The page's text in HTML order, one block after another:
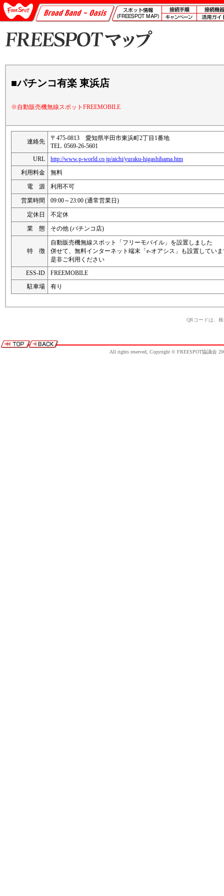
■パチンコ有楽 東浜店
※自動販売機無線スポットFREEMOBILE
連絡先
〒475-0813 愛知県半田市東浜町2丁目1番地
TEL. 0569-26-5601
URL
http://www.p-world.co.jp/aichi/yuraku-higashihama.htm
利用料金
無料
電 源
利用不可
営業時間
09:00～23:00 (通常営業日)
定休日
不定休
業 態
その他 (パチンコ店)
特 徴
自動販売機無線スポット「フリーモバイル」を設置しました
併せて、無料インターネット端末「e-オアシス」も設置してい
是非ご利用ください
ESS-ID
FREEMOBILE
駐車場
有り
QRコードは、
All rights reserved, Copyright © FREESPOT協議会